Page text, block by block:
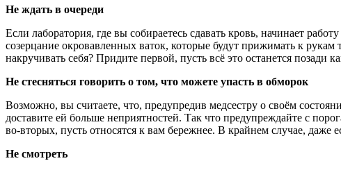
Не ждать в очереди
Если лаборатория, где вы собираетесь сдавать кровь, начинает
созерцание окровавленных ваток, которые будут прижимать к
накручивать себя? Придите первой, пусть всё это останется позади
Не стесняться говорить о том, что можете упасть в обморок
Возможно, вы считаете, что, предупредив медсестру о своём
доставите ей больше неприятностей. Так что предупреждайте с
во-вторых, пусть относятся к вам бережнее. В крайнем случае, даже
Не смотреть